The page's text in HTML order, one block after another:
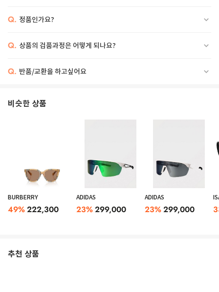
Q. 정품인가요?
Q. 상품의 검품과정은 어떻게 되나요?
Q. 반품/교환을 하고싶어요
비슷한 상품
BURBERRY
49%222,300
ADIDAS
23%299,000
ADIDAS
23%299,000
추천 상품